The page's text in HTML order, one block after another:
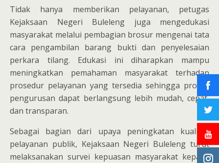
Tidak hanya memberikan pelayanan, petugas
Kejaksaan Negeri Buleleng juga mengedukasi
masyarakat melalui pembagian brosur mengenai tata
cara pengambilan barang bukti dan penyelesaian
perkara tilang. Edukasi ini diharapkan mampu
meningkatkan pemahaman masyarakat terhadap
prosedur pelayanan yang tersedia sehingga proses
pengurusan dapat berlangsung lebih mudah, cepat,
dan transparan.
Sebagai bagian dari upaya peningkatan kualitas
pelayanan publik, Kejaksaan Negeri Buleleng turut
melaksanakan survei kepuasan masyarakat kepada